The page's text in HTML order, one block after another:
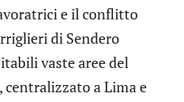
e il conflitto
di Sendero
vaste aree del
centralizzato a Lima e